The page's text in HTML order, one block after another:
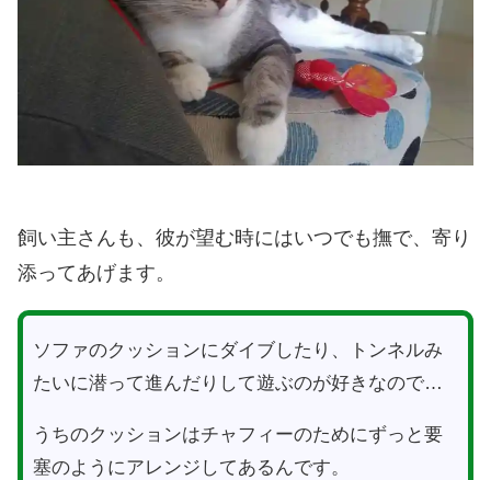
飼い主さんも、彼が望む時にはいつでも撫で、寄り
添ってあげます。
ソファのクッションにダイブしたり、トンネルみ
たいに潜って進んだりして遊ぶのが好きなので…
うちのクッションはチャフィーのためにずっと要
塞のようにアレンジしてあるんです。